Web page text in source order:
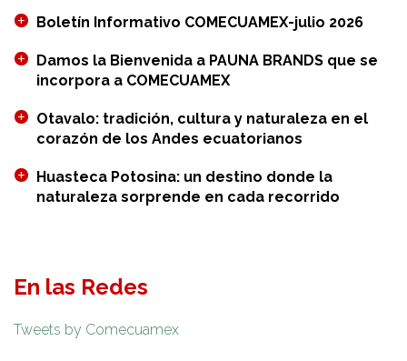
Boletín Informativo COMECUAMEX-julio 2026
Damos la Bienvenida a PAUNA BRANDS que se
incorpora a COMECUAMEX
Otavalo: tradición, cultura y naturaleza en el
corazón de los Andes ecuatorianos
Huasteca Potosina: un destino donde la
naturaleza sorprende en cada recorrido
En las Redes
Tweets by Comecuamex